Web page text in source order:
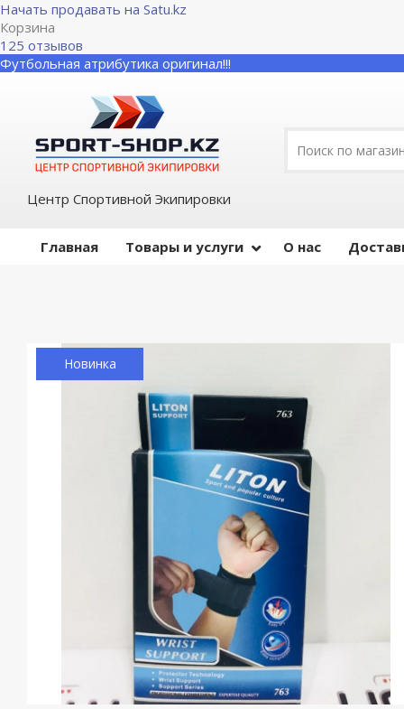
Начать продавать на Satu.kz
Корзина
125 отзывов
Футбольная атрибутика оригинал!!!
Центр Спортивной Экипировки
Главная Товары и услуги О нас
Новинка